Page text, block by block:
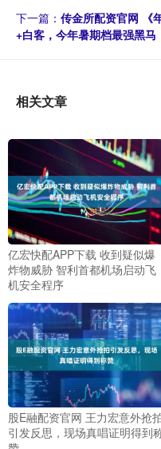
下一篇： 传金所配资官网 《
+白客，今年暑期档最强黑马
相关文章
亿宏快配APP下载 收到疑似爆
炸物威胁 智利首都机场启动飞
机安全程序
股E融配资官网 王力宏意外抢
引发反思，现场真唱证明得到